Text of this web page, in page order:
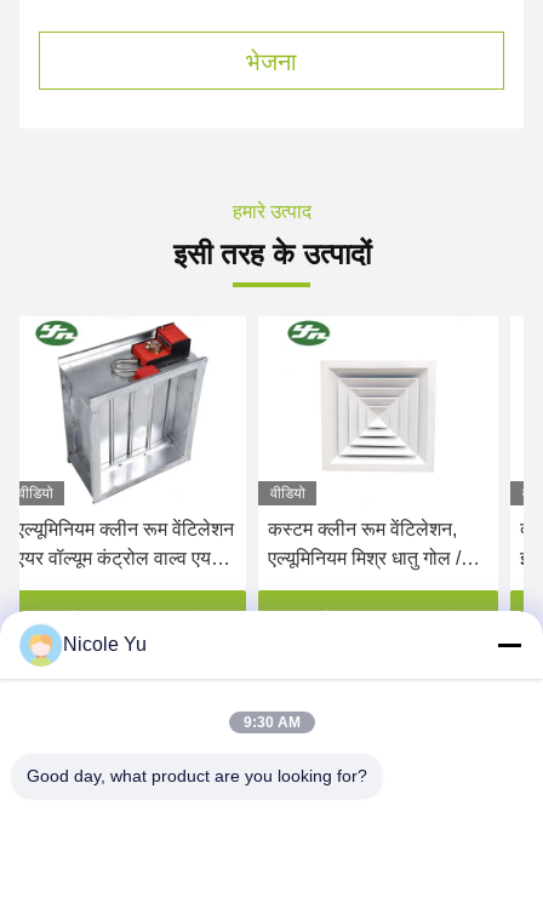
भेजना
हमारे उत्पाद
इसी तरह के उत्पादों
वीडियो
एल्यूमिनियम क्लीन रूम वेंटिलेशन
एयर वॉल्यूम कंट्रोल वाल्व एयर
डिफ्यूज़र डैम्पर
सर्वोत्तम मूल्य प्राप्त करें
वीडियो
कस्टम क्लीन रूम वेंटिलेशन,
एल्यूमिनियम मिश्र धातु गोल /
स्क्वायर छत एयर डिफ्यूज़र
Nicole Yu
9:30 AM
Good day, what product are you looking for?